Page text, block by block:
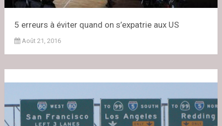
5 erreurs à éviter quand on s’expatrie aux US
Août 21, 2016